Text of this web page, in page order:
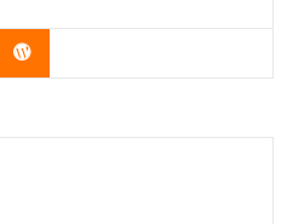
Acheter le produit